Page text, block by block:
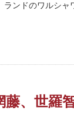
ランドのワルシャ
、世羅